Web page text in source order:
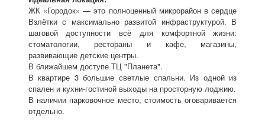
ЖК «Городок» — это полноценный микрорайон в сердце
Взлётки с максимально развитой инфраструктурой. В
шаговой доступности всё для комфортной жизни:
стоматологии, рестораны и кафе, магазины,
развивающие детские центры.
В ближайшем доступе ТЦ "Планета".
В квартире 3 большие светлые спальни. Из одной из
спален и кухни-гостиной выходы на просторную лоджию.
В наличии парковочное место, стоимость оговаривается
отдельно.